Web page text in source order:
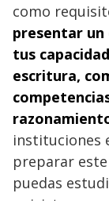
como
presentar un
tus
escritura,
instituciones
preparar
puedas